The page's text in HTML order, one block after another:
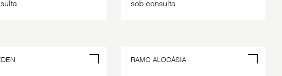
sob consulta
RAMO ALOCÁSIA